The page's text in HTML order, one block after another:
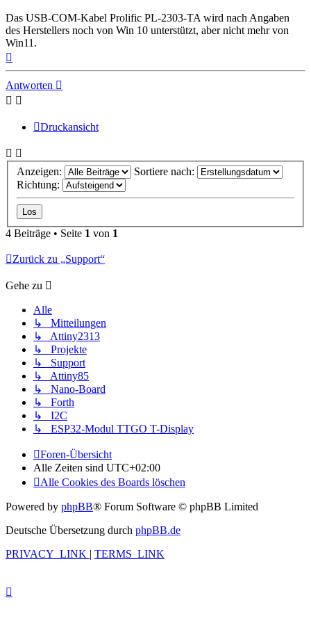
Das USB-COM-Kabel Prolific PL-2303-TA wird nach Angaben
des Herstellers noch von Win 10 unterstützt, aber nicht mehr von
Win11.
Antworten
Druckansicht
Anzeigen:
Sortiere nach:
Richtung:
4 Beiträge • Seite 1 von 1
Zurück zu „Support“
Gehe zu
Alle
↳ Mitteilungen
↳ Attiny2313
↳ Projekte
↳ Support
↳ Attiny85
↳ Nano-Board
↳ Forth
↳ I2C
↳ ESP32-Modul TTGO T-Display
Foren-Übersicht
Alle Zeiten sind UTC+02:00
Alle Cookies des Boards löschen
Powered by phpBB® Forum Software © phpBB Limited
Deutsche Übersetzung durch phpBB.de
PRIVACY_LINK | TERMS_LINK